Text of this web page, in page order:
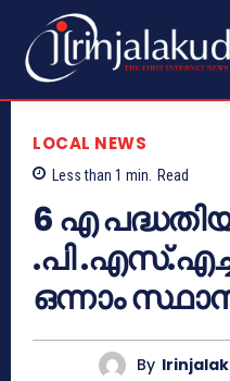
LOCAL NEWS
Less than 1 min. Read
6 എ
.പി
ഒന്നാം
By